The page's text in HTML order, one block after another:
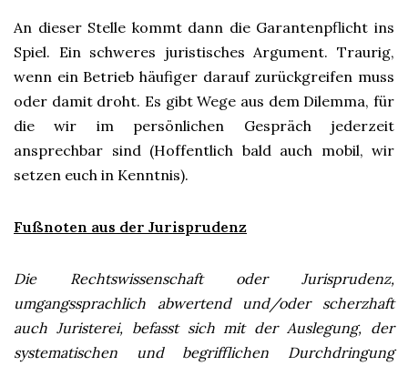
An dieser Stelle kommt dann die Garantenpflicht ins
Spiel. Ein schweres juristisches Argument. Traurig,
wenn ein Betrieb häufiger darauf zurückgreifen muss
oder damit droht. Es gibt Wege aus dem Dilemma, für
die wir im persönlichen Gespräch jederzeit
ansprechbar sind (Hoffentlich bald auch mobil, wir
setzen euch in Kenntnis).
Fußnoten aus der Jurisprudenz
Die Rechtswissenschaft oder Jurisprudenz,
umgangssprachlich abwertend und/oder scherzhaft
auch Juristerei, befasst sich mit der Auslegung, der
systematischen und begrifflichen Durchdringung